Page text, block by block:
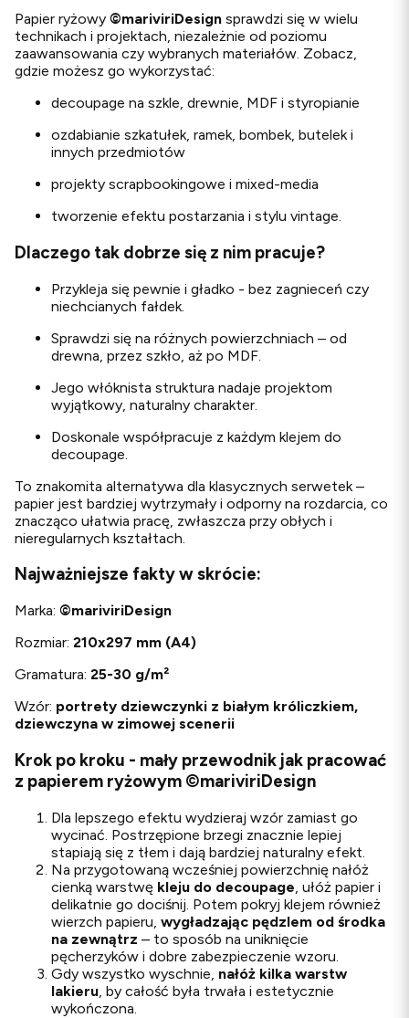
Papier ryżowy ©mariviriDesign sprawdzi się w wielu
technikach i projektach, niezależnie od poziomu
zaawansowania czy wybranych materiałów. Zobacz,
gdzie możesz go wykorzystać:
decoupage na szkle, drewnie, MDF i styropianie
ozdabianie szkatułek, ramek, bombek, butelek i
innych przedmiotów
projekty scrapbookingowe i mixed-media
tworzenie efektu postarzania i stylu vintage.
Dlaczego tak dobrze się z nim pracuje?
Przykleja się pewnie i gładko - bez zagnieceń czy
niechcianych fałdek.
Sprawdzi się na różnych powierzchniach – od
drewna, przez szkło, aż po MDF.
Jego włóknista struktura nadaje projektom
wyjątkowy, naturalny charakter.
Doskonale współpracuje z każdym klejem do
decoupage.
To znakomita alternatywa dla klasycznych serwetek –
papier jest bardziej wytrzymały i odporny na rozdarcia, co
znacząco ułatwia pracę, zwłaszcza przy obłych i
nieregularnych kształtach.
Najważniejsze fakty w skrócie:
Marka: ©mariviriDesign
Rozmiar: 210x297 mm (A4)
Gramatura: 25-30 g/m²
Wzór: portrety dziewczynki z białym króliczkiem,
dziewczyna w zimowej scenerii
Krok po kroku - mały przewodnik jak pracować
z papierem ryżowym ©mariviriDesign
Dla lepszego efektu wydzieraj wzór zamiast go
wycinać. Postrzępione brzegi znacznie lepiej
stapiają się z tłem i dają bardziej naturalny efekt.
Na przygotowaną wcześniej powierzchnię nałóż
cienką warstwę kleju do decoupage , ułóż papier i
delikatnie go dociśnij. Potem pokryj klejem również
wierzch papieru, wygładzając pędzlem od środka
na zewnątrz – to sposób na uniknięcie
pęcherzyków i dobre zabezpieczenie wzoru.
Gdy wszystko wyschnie, nałóż kilka warstw
lakieru , by całość była trwała i estetycznie
wykończona.